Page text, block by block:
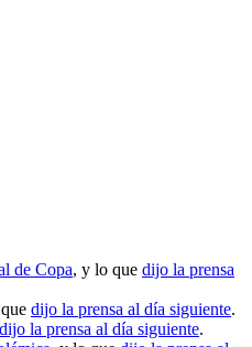
de Copa, y lo que dijo la prensa
dijo la prensa al día siguiente.
dijo la prensa al día siguiente.